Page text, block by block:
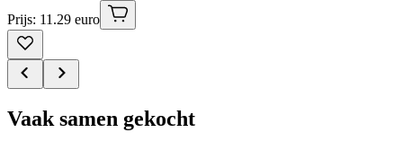
Prijs: 11.29 euro
Vaak samen gekocht